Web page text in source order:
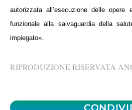
autorizzata all’esecuzione delle
funzionale alla salvaguardia della
impiegato».
RIPRODUZIONE RISERVATA